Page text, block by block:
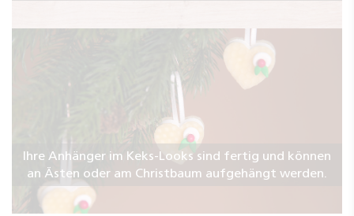
Ihre Anhänger im Keks-Looks sind fertig und können
an Ästen oder am Christbaum aufgehängt werden.